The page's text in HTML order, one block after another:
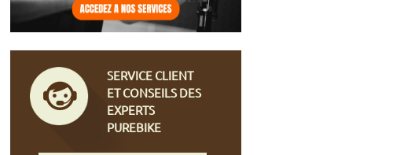
SERVICE CLIENT
ET CONSEILS DES
EXPERTS
PUREBIKE